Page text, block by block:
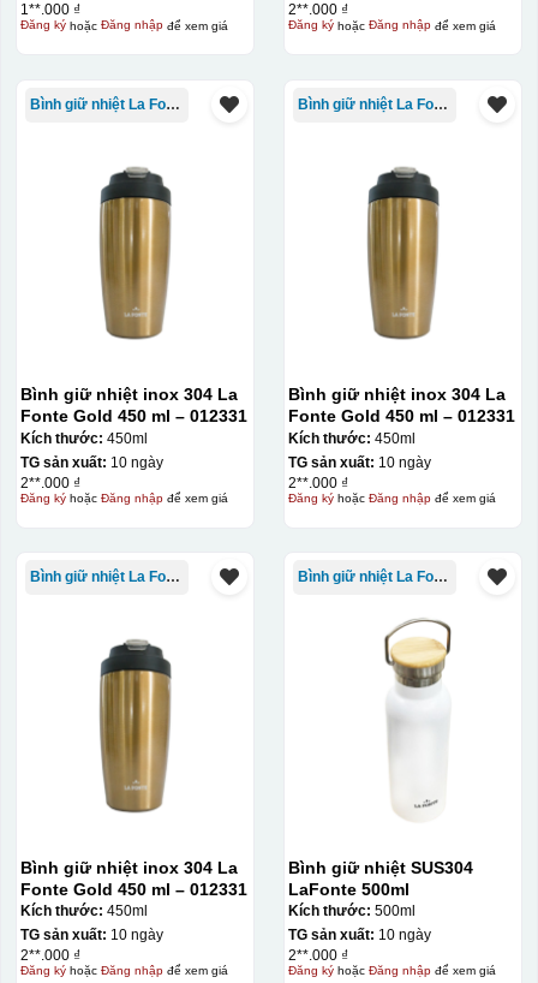
nung ở nhiệt độ 700-800 độ CDeacl có 1 nền màu
size="full" ids="29792,29791,29790"]
Ưu, nhược điểm của in Decal trượt nước
Ưu điểm
Nhược điểm
Độ bám dính lên bề
mặt vật liệu rất tốt,
không phai theo thời
gian
Không thể tẩy xoá
được nếu in sai,
hoặc rất khó khắn
về tẩy xoá
Khó khăn trong việc
Thông tin, hình ảnh in
trên chất liệu decal
đẹp, sắc nét, không
1**.000 ₫
Đăng kýhoặc Đăng nhậpđể xem giá
2**.000 ₫
Đăng kýhoặc Đăng nhậpđể xem giá
Bình giữ nhiệt La Fonte
Bình giữ nhiệt inox 304 La
Fonte Gold 450 ml – 012331
Kích thước: 450ml
TG sản xuất: 10 ngày
2**.000 ₫
Đăng kýhoặc Đăng nhậpđể xem giá
Bình giữ nhiệt La Fonte
Bình giữ nhiệt inox 304 La
Fonte Gold 450 ml – 012331
Kích thước: 450ml
TG sản xuất: 10 ngày
2**.000 ₫
Đăng kýhoặc Đăng nhậpđể xem giá
Bình giữ nhiệt La Fonte
Bình giữ nhiệt inox 304 La
Fonte Gold 450 ml – 012331
Kích thước: 450ml
TG sản xuất: 10 ngày
2**.000 ₫
Đăng kýhoặc Đăng nhậpđể xem giá
Bình giữ nhiệt La Fonte
Bình giữ nhiệt SUS304
LaFonte 500ml
Kích thước: 500ml
TG sản xuất: 10 ngày
2**.000 ₫
Đăng kýhoặc Đăng nhậpđể xem giá